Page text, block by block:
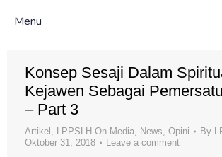
Menu
Konsep Sesaji Dalam
Kejawen Sebagai
– Part 3
Artikel , LPPSLH On Media, News, Opini By
Oktober 31, 2018
Leave a comment